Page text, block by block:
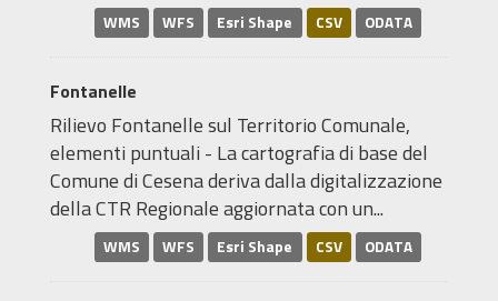
WMS WFS Esri Shape CSV ODATA
Fontanelle
Rilievo Fontanelle sul Territorio Comunale,
elementi puntuali - La cartografia di base del
Comune di Cesena deriva dalla digitalizzazione
della CTR Regionale aggiornata con un...
WMS WFS Esri Shape CSV ODATA